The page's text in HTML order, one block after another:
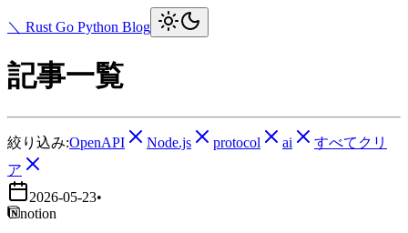
＼ Rust Go Python Blog
記事一覧
絞り込み:OpenAPI Node.js protocol ai
すべてクリ
ア
2026-05-23•
notion